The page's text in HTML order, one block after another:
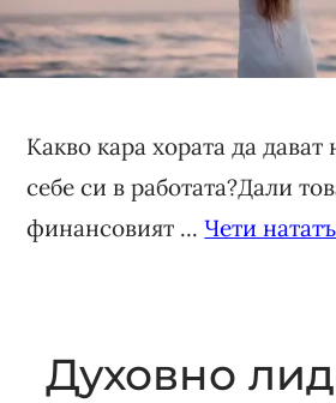
Какво кара хората да
себе си в работата?Дали
финансовият ...Чети
Духовно